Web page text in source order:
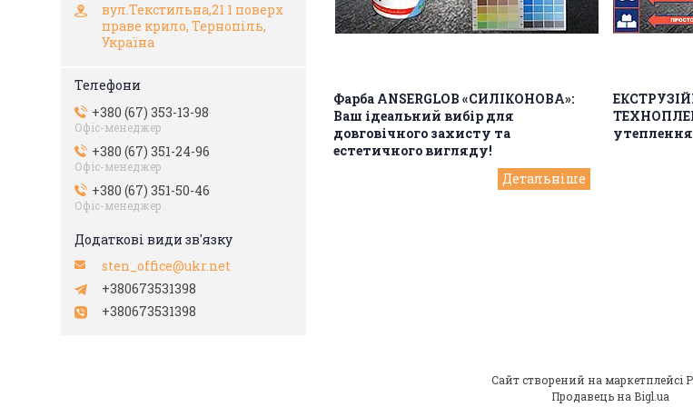
Фарба ANSERGLOB «СИЛІКОНОВА»:
Ваш ідеальний вибір для
довговічного захисту та
естетичного вигляду!
вул.Текстильна,21 1 поверх
праве крило, Тернопіль,
Україна
+380 (67) 353-13-98
Офіс-менеджер
+380 (67) 351-24-96
Офіс-менеджер
+380 (67) 351-50-46
Офіс-менеджер
sten_office@ukr.net
+380673531398
+380673531398
Сайт створений на маркетплейсі
Продавець на Bigl.ua